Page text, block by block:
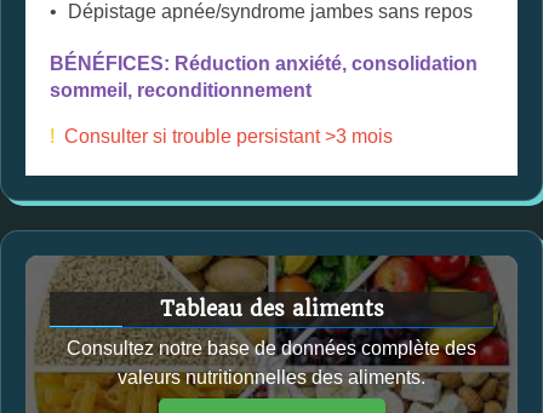
Dépistage apnée/syndrome jambes sans repos
BÉNÉFICES: Réduction anxiété, consolidation
sommeil, reconditionnement
! Consulter si trouble persistant >3 mois
Tableau des aliments
Consultez notre base de données complète des
valeurs nutritionnelles des aliments.